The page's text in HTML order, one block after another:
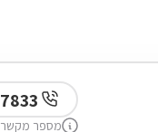
מספר מקשר